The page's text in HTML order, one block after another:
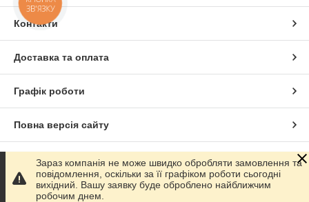
Контакти
Доставка та оплата
Графік роботи
Повна версія сайту
Сайт створено на маркетплейсі Prom.ua
Політика конфіденційності
Зараз компанія не може швидко обробляти замовлення та
повідомлення, оскільки за її графіком роботи сьогодні
вихідний. Вашу заявку буде оброблено найближчим
робочим днем.
ЗВ'ЯЗКУ